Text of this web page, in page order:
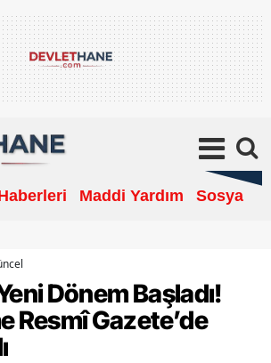
Maddi Yardım Sosyal
Dönem Başladı!
Resmî Gazete’de